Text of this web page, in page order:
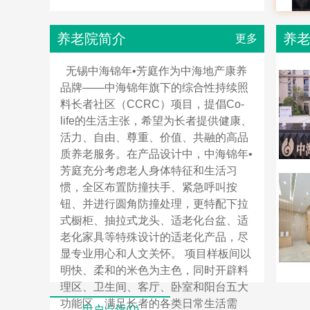
养老院简介 更多
无锡中海锦年•芳庭作为中海地产康养
品牌——中海锦年旗下的综合性持续照
料长者社区（CCRC）项目，提倡Co-
life的生活主张，希望为长者提供健康、
活力、自由、尊重、价值、共融的高品
质养老服务。在产品设计中，中海锦年•
芳庭充分考虑老人身体特征和生活习
惯，全区布置防撞扶手、紧急呼叫按
钮、并进行圆角防撞处理，更特配下拉
式橱柜、抽拉式龙头、适老化台盆、适
老化家具等特殊设计的适老化产品，尽
显专业用心和人文关怀。 项目样板间以
明快、柔和的米色为主色，同时开辟料
理区、卫生间、客厅、卧室和阳台五大
功能区，满足长者的各类日常生活需
养